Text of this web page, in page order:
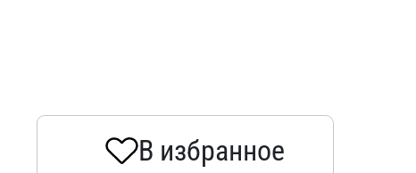
В избранное